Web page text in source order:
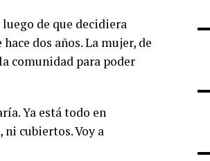
de que decidiera
dos años. La mujer, de
comunidad para poder
Ya está todo en
ni cubiertos. Voy a